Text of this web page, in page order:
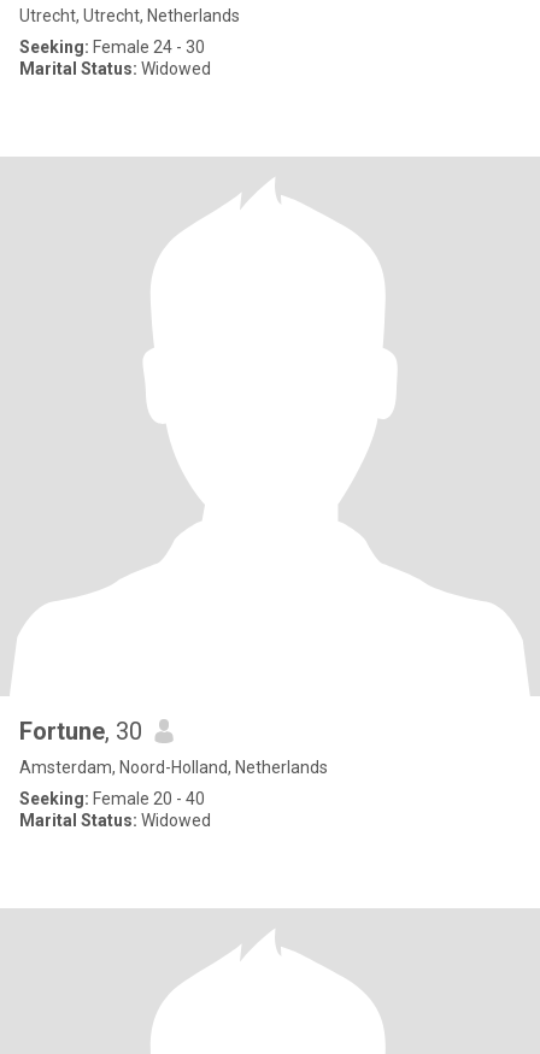
Utrecht, Utrecht, Netherlands
Seeking: Female 24 - 30
Marital Status: Widowed
Fortune, 30
Amsterdam, Noord-Holland, Netherlands
Seeking: Female 20 - 40
Marital Status: Widowed